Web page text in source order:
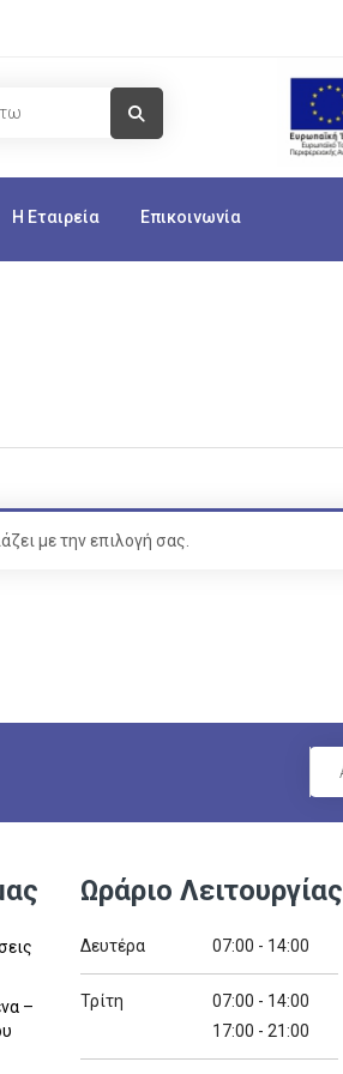
Visit Link
Η Εταιρεία Επικοινωνία
με την επιλογή σας.
–
Ωράριο Λειτουργίας
Δευτέρα 07:00 - 14:00
Τρίτη
07:00 - 14:00
17:00 - 21:00